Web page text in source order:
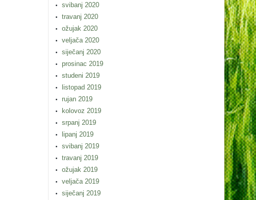
svibanj 2020
travanj 2020
ožujak 2020
veljača 2020
siječanj 2020
prosinac 2019
studeni 2019
listopad 2019
rujan 2019
kolovoz 2019
srpanj 2019
lipanj 2019
svibanj 2019
travanj 2019
ožujak 2019
veljača 2019
siječanj 2019